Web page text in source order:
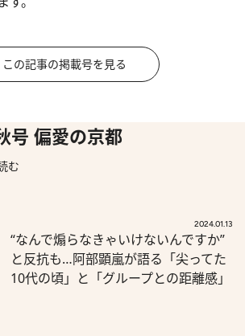
この記事の掲載号を見る
号 偏愛の京都
む
2024.01.13
“なんで煽らなきゃいけないんですか”
と反抗も…阿部顕嵐が語る「尖ってた
10代の頃」と「グループとの距離感」